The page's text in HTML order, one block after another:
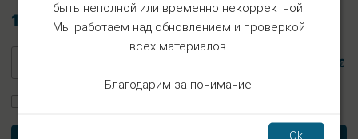
105.95€
105.95 €
быть неполной или временно некорректной.
Мы работаем над обновлением и проверкой
всех материалов.
Благодарим за понимание!
Ok